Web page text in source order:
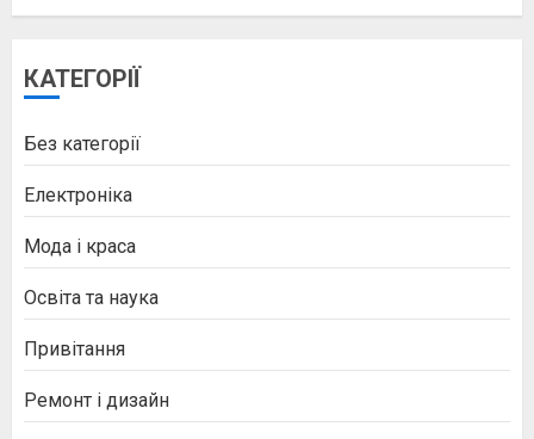
КАТЕГОРІЇ
Без категорії
Електроніка
Мода і краса
Освіта та наука
Привітання
Ремонт і дизайн